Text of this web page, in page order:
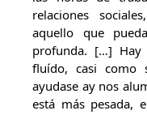
relaciones
aquello que
profunda. […]
fluído, casi como
ayudase ay nos
está más pesada,